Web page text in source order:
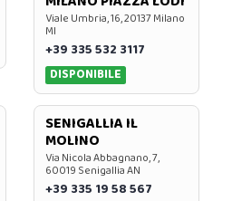
Viale Umbria, 16, 20137 Milano
MI
+39 335 532 3117
DISPONIBILE
SENIGALLIA IL
MOLINO
Via Nicola Abbagnano, 7,
60019 Senigallia AN
+39 335 19 58 567